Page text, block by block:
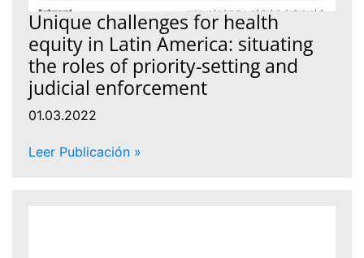
Unique challenges for health
equity in Latin America: situating
the roles of priority-setting and
judicial enforcement
01.03.2022
Leer Publicación »